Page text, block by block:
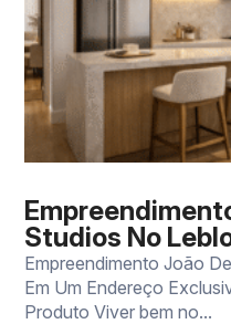
Studios No
Empreendimento João
Em Um Endereço
Produto Viver bem no...